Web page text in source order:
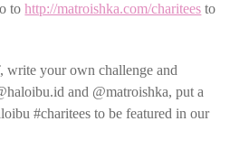
tohttp://matroishka.com/charitees to
write your own challenge and
and @matroishka, put a
#charitees to be featured in our